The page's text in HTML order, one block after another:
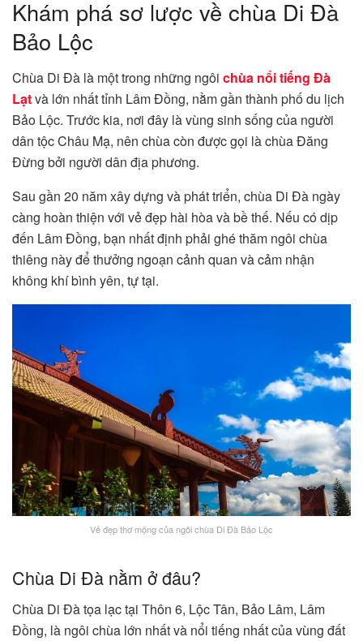
Khám phá sơ lược về chùa Di Đà
Bảo Lộc
Chùa Di Đà là một trong những ngôi chùa nổi tiếng Đà
Lạtvà lớn nhất tỉnh Lâm Đồng, nằm gần thành phố du lịch
Bảo Lộc. Trước kia, nơi đây là vùng sinh sống của người
dân tộc Châu Mạ, nên chùa còn được gọi là chùa Đăng
Đừng bởi người dân địa phương.
Sau gần 20 năm xây dựng và phát triển, chùa Di Đà ngày
càng hoàn thiện với vẻ đẹp hài hòa và bề thế. Nếu có dịp
đến Lâm Đồng, bạn nhất định phải ghé thăm ngôi chùa
thiêng này để thưởng ngoạn cảnh quan và cảm nhận
không khí bình yên, tự tại.
Vẻ đẹp thơ mộng của ngôi chùa Di Đà Bảo Lộc
Chùa Di Đà nằm ở đâu?
Chùa Di Đà tọa lạc tại Thôn 6, Lộc Tân, Bảo Lâm, Lâm
Đồng, là ngôi chùa lớn nhất và nổi tiếng nhất của vùng đất